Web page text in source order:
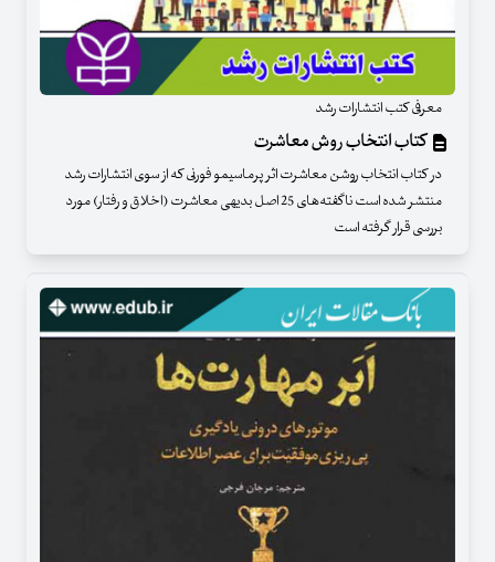
معرفی کتب انتشارات رشد
کتاب انتخاب روش معاشرت
در کتاب انتخاب روشن معاشرت اثر پرماسیمو فورنی که از سوی انتشارات رشد
منتشر شده است ناگفته‌های 25 اصل بدیهی معاشرت (اخلاق و رفتار) مورد
بررسی قرار گرفته است